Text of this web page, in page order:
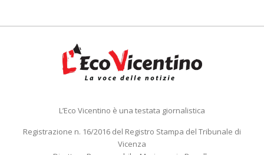
L’Eco Vicentino è una testata giornalistica
Registrazione n. 16/2016 del Registro Stampa del Tribunale di
Vicenza